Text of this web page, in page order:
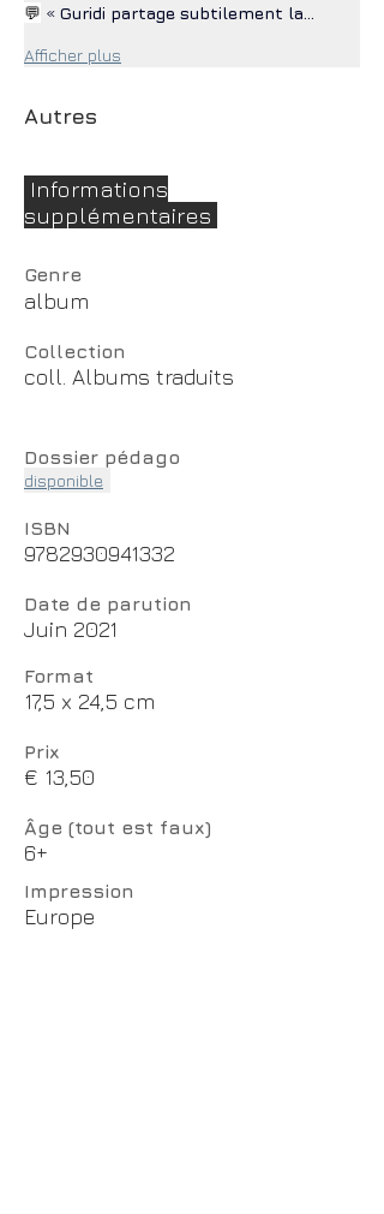
💬 « Guridi partage subtilement la…
Afficher plus
Autres
Informations
supplémentaires
Genre
album
Collection
coll. Albums traduits
Dossier pédago
disponible
ISBN
9782930941332
Date de parution
Juin 2021
Format
17,5 x 24,5 cm
Prix
€ 13,50
Âge (tout est faux)
6+
Impression
Europe